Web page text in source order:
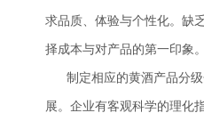
求品质、体验与个性化。缺
择成本与对产品的第一印象。
制定相应的黄酒产品分级
展。企业有客观科学的理化